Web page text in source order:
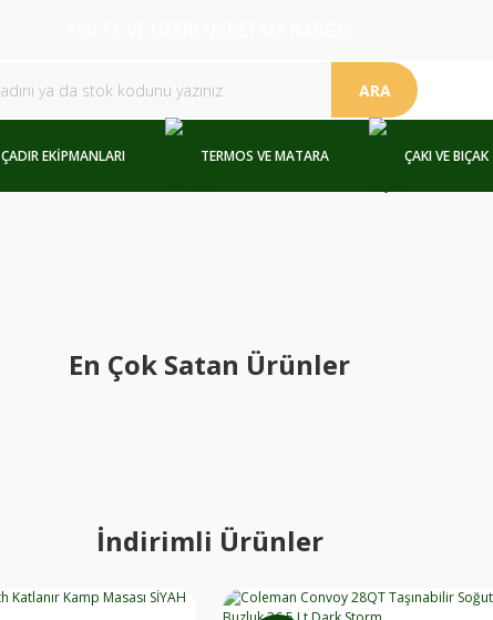
ARA
EKİPMANLARI TERMOS VE MATARA ÇAKI VE BIÇAK
En Çok Satan Ürünler
İndirimli Ürünler